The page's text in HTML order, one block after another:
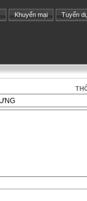
Khuyến mại Tuyển